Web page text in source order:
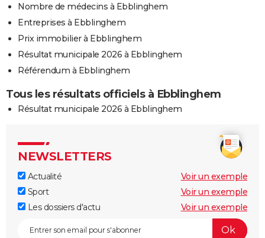
Nombre de médecins à Ebblinghem
Entreprises à Ebblinghem
Prix immobilier à Ebblinghem
Résultat municipale 2026 à Ebblinghem
Référendum à Ebblinghem
Tous les résultats officiels à Ebblinghem
Résultat municipale 2026 à Ebblinghem
NEWSLETTERS
Actualité
Voir un exemple
Sport
Voir un exemple
Les dossiers d'actu
Voir un exemple